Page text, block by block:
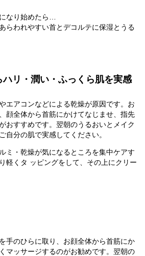
なり始めたら…
らわれやすい首とデコルテに保湿とうる
ハリ・潤い・ふっくら肌を実感
エアコンなどによる乾燥が原因です。お
顔全体から首筋にかけてなじませ、指先
おすすめです。翌朝のうるおいとメイク
自分の肌で実感してください。
ミ・乾燥が気になるところを集中ケアす
軽くタ ッピングをして、その上にクリー
手のひらに取り、お顔全体から首筋にか
マッサージするのがお勧めです。翌朝の